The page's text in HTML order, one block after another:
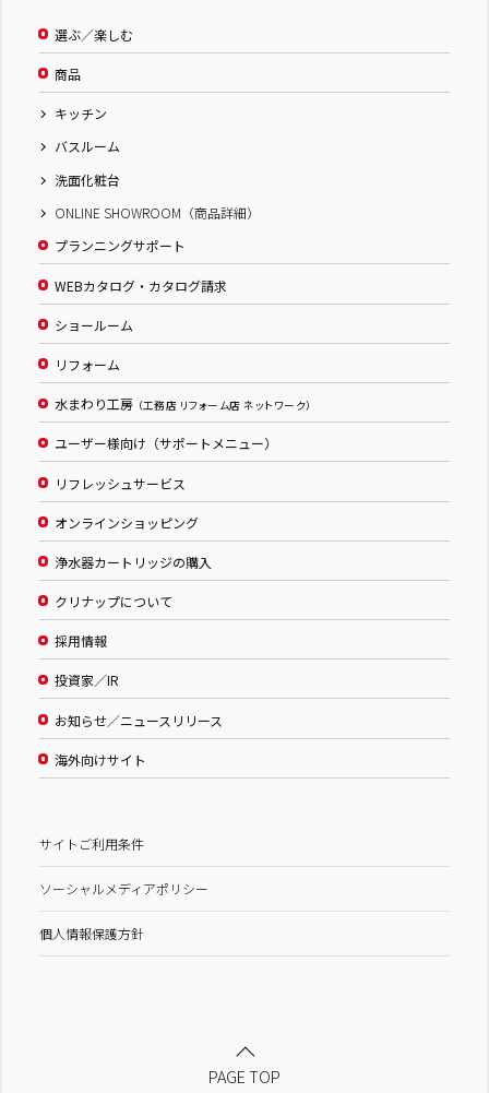
選ぶ／楽しむ
商品
キッチン
バスルーム
洗面化粧台
ONLINE SHOWROOM（商品詳細）
プランニングサポート
WEBカタログ・カタログ請求
ショールーム
リフォーム
水まわり工房 （工務店 リフォーム店 ネットワーク）
ユーザー様向け（サポートメニュー）
リフレッシュサービス
オンラインショッピング
浄水器カートリッジの購入
クリナップについて
採用情報
投資家／IR
お知らせ／ニュースリリース
海外向けサイト
サイトご利用条件
ソーシャルメディアポリシー
個人情報保護方針
PAGE TOP